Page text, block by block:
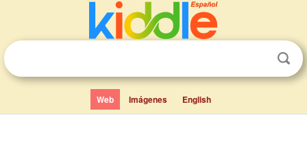
Web Imágenes English